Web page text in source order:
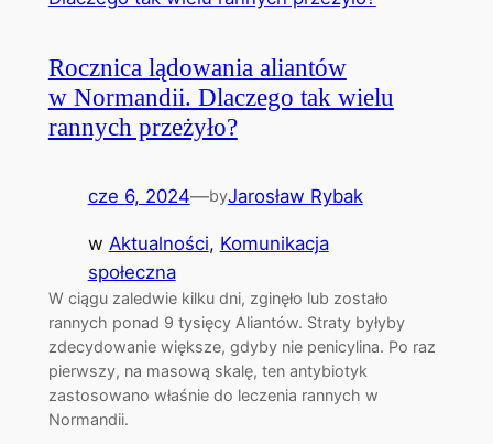
Rocznica lądowania aliantów
w Normandii. Dlaczego tak wielu
rannych przeżyło?
cze 6, 2024—byJarosław Rybak
w Aktualności, Komunikacja
społeczna
W ciągu zaledwie kilku dni, zginęło lub zostało
rannych ponad 9 tysięcy Aliantów. Straty byłyby
zdecydowanie większe, gdyby nie penicylina. Po raz
pierwszy, na masową skalę, ten antybiotyk
zastosowano właśnie do leczenia rannych w
Normandii.